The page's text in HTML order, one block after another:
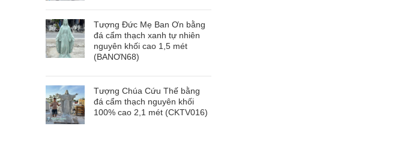
Tượng Đức Mẹ Ban Ơn bằng
đá cẩm thạch xanh tự nhiên
nguyên khối cao 1,5 mét
(BANƠN68)
Tượng Chúa Cứu Thế bằng
đá cẩm thạch nguyên khối
100% cao 2,1 mét (CKTV016)